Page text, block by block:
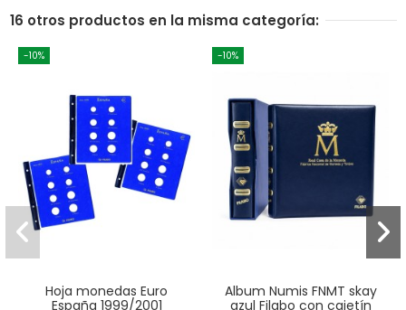
16 otros productos en la misma categoría:
-10%
Hoja monedas Euro
España 1999/2001
-10%
Album Numis FNMT skay
azul Filabo con cajetín